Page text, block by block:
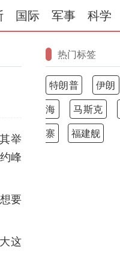
国际 军事 科学
举
峰
要
这
热门标签
特朗普 伊朗
海
马斯克
寨
福建舰